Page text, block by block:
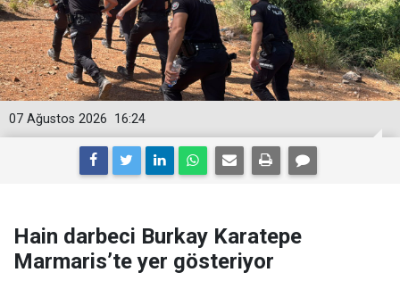
16:24
07 Ağustos 2026
Hain darbeci Burkay Karatepe
Marmaris’te yer gösteriyor